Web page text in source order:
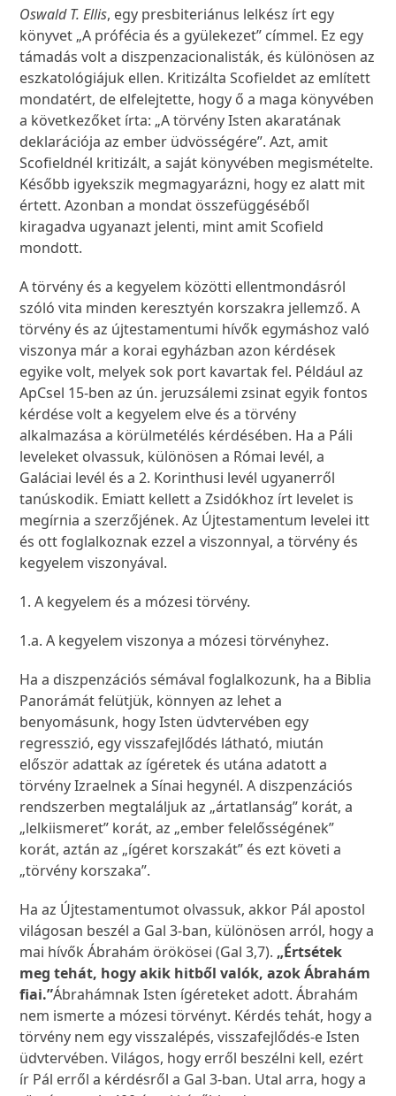
Oswald T. Ellis, egy presbiteriánus lelkész írt egy
könyvet „A prófécia és a gyülekezet” címmel. Ez egy
támadás volt a diszpenzacionalisták, és különösen az
eszkatológiájuk ellen. Kritizálta Scofieldet az említett
mondatért, de elfelejtette, hogy ő a maga könyvében
a következőket írta: „A törvény Isten akaratának
deklarációja az ember üdvösségére”. Azt, amit
Scofieldnél kritizált, a saját könyvében megismételte.
Később igyekszik megmagyarázni, hogy ez alatt mit
értett. Azonban a mondat összefüggéséből
kiragadva ugyanazt jelenti, mint amit Scofield
mondott.
A törvény és a kegyelem közötti ellentmondásról
szóló vita minden keresztyén korszakra jellemző. A
törvény és az újtestamentumi hívők egymáshoz való
viszonya már a korai egyházban azon kérdések
egyike volt, melyek sok port kavartak fel. Például az
ApCsel 15-ben az ún. jeruzsálemi zsinat egyik fontos
kérdése volt a kegyelem elve és a törvény
alkalmazása a körülmetélés kérdésében. Ha a Páli
leveleket olvassuk, különösen a Római levél, a
Galáciai levél és a 2. Korinthusi levél ugyanerről
tanúskodik. Emiatt kellett a Zsidókhoz írt levelet is
megírnia a szerzőjének. Az Újtestamentum levelei itt
és ott foglalkoznak ezzel a viszonnyal, a törvény és
kegyelem viszonyával.
1. A kegyelem és a mózesi törvény.
1.a. A kegyelem viszonya a mózesi törvényhez.
Ha a diszpenzációs sémával foglalkozunk, ha a Biblia
Panorámát felütjük, könnyen az lehet a
benyomásunk, hogy Isten üdvtervében egy
regresszió, egy visszafejlődés látható, miután
először adattak az ígéretek és utána adatott a
törvény Izraelnek a Sínai hegynél. A diszpenzációs
rendszerben megtaláljuk az „ártatlanság” korát, a
„lelkiismeret” korát, az „ember felelősségének”
korát, aztán az „ígéret korszakát” és ezt követi a
„törvény korszaka”.
Ha az Újtestamentumot olvassuk, akkor Pál apostol
világosan beszél a Gal 3-ban, különösen arról, hogy a
mai hívők Ábrahám örökösei (Gal 3,7). „Értsétek
meg tehát, hogy akik hitből valók, azok Ábrahám
fiai.”Ábrahámnak Isten ígéreteket adott. Ábrahám
nem ismerte a mózesi törvényt. Kérdés tehát, hogy a
törvény nem egy visszalépés, visszafejlődés-e Isten
üdvtervében. Világos, hogy erről beszélni kell, ezért
ír Pál erről a kérdésről a Gal 3-ban. Utal arra, hogy a